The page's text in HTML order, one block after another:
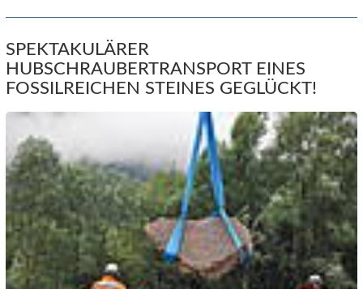
SPEKTAKULÄRER
HUBSCHRAUBERTRANSPORT EINES
FOSSILREICHEN STEINES GEGLÜCKT!